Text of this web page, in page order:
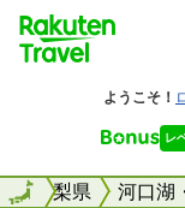
全国 山梨県 河口湖
全国